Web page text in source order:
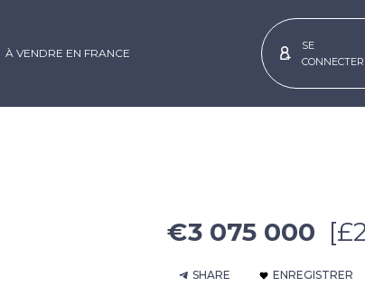
À VENDRE EN FRANCE
SE
CONNECTER
€3 075 000
SHARE ENREGISTRER